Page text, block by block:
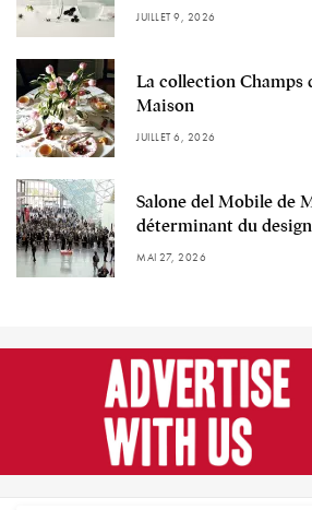
JUILLET 9, 2026
La collection Champs
Maison
JUILLET 6, 2026
Salone del Mobile de
déterminant du
MAI 27, 2026